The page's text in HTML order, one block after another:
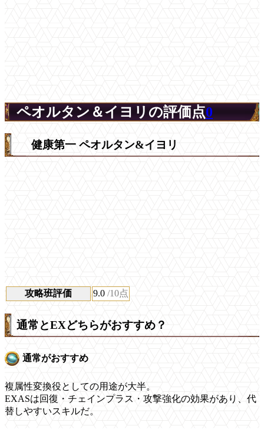
ペオルタン＆イヨリの評価点0
健康第一 ペオルタン&イヨリ
攻略班評価 9.0 /10点
通常とEXどちらがおすすめ？
通常がおすすめ
複属性変換役としての用途が大半。
EXASは回復・チェインプラス・攻撃強化の効果があり、代
替しやすいスキルだ。